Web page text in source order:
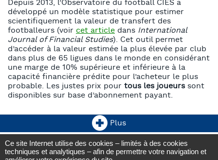
Depuis 2013, l’Observatoire du football CIES a
développé un modèle statistique pour estimer
scientifiquement la valeur de transfert des
footballeurs (voir cet article dans International
Journal of Financial Studies). Cet outil permet
d’accéder à la valeur estimée la plus élevée par club
dans plus de 65 ligues dans le monde en considérant
une marge de 10% supérieure et inférieure à la
capacité financière prédite pour l’acheteur le plus
probable. Les justes prix pour tous les joueurssont
disponibles sur base d’abonnement payant.
Plus
Observatoire du football CIES
Avenue DuPeyrou 1, 2000 Neuchâtel
Ce site Internet utilise des cookies – limités à des cookies
techniques et analytiques – afin de permettre votre navigation et